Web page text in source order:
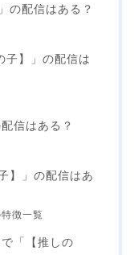
の配信はある？
子】」の配信は
信はある？
】」の配信はあ
徴一覧
「【推しの